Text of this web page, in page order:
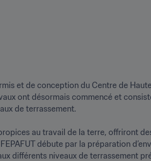
et de conception du Centre de
ont désormais commencé et
de terrassement.
au travail de la terre, offriront
débute par la préparation
différents niveaux de terrassement